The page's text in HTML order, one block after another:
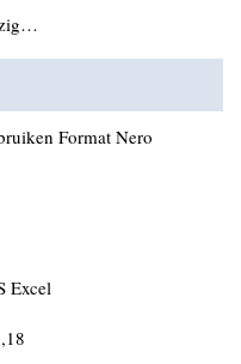
Format Nero
Excel